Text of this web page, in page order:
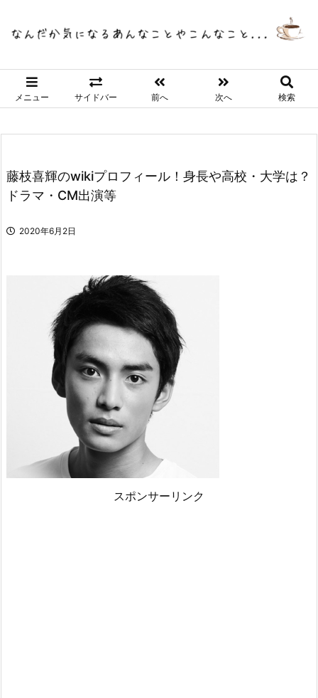
メニュー サイドバー 前へ 次へ 検索
藤枝喜輝のwikiプロフィール！身長や高校・大学は？
ドラマ・CM出演等
2020年6月2日
スポンサーリンク